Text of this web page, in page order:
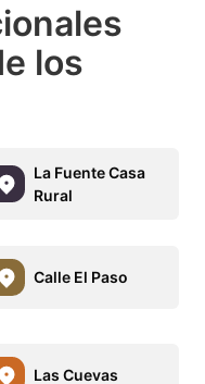
los
La Fuente Casa
Rural
Calle El Paso
Las Cuevas